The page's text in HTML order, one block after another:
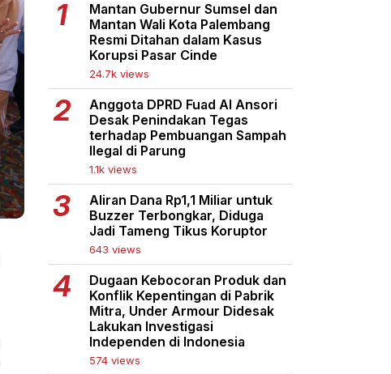
Mantan Gubernur Sumsel dan
Mantan Wali Kota Palembang
Resmi Ditahan dalam Kasus
Korupsi Pasar Cinde
24.7k views
Anggota DPRD Fuad Al Ansori
Desak Penindakan Tegas
terhadap Pembuangan Sampah
Ilegal di Parung
1.1k views
Aliran Dana Rp1,1 Miliar untuk
Buzzer Terbongkar, Diduga
Jadi Tameng Tikus Koruptor
643 views
Dugaan Kebocoran Produk dan
Konflik Kepentingan di Pabrik
Mitra, Under Armour Didesak
Lakukan Investigasi
Independen di Indonesia
574 views